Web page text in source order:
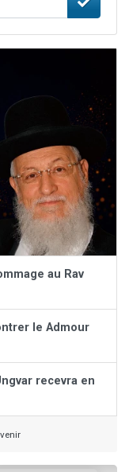
au Rav
le Admour
recevra en